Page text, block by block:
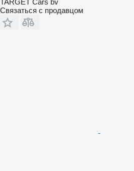
Связаться с продавцом